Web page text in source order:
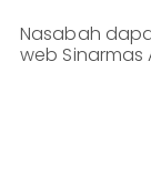
SimobiPlus
Promosi
Layanan
EN
Nasabah
web